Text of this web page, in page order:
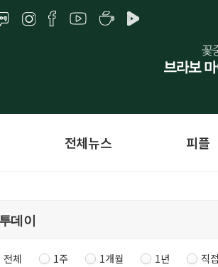
전체뉴스 피플
전체 1주 1개월 1년 직